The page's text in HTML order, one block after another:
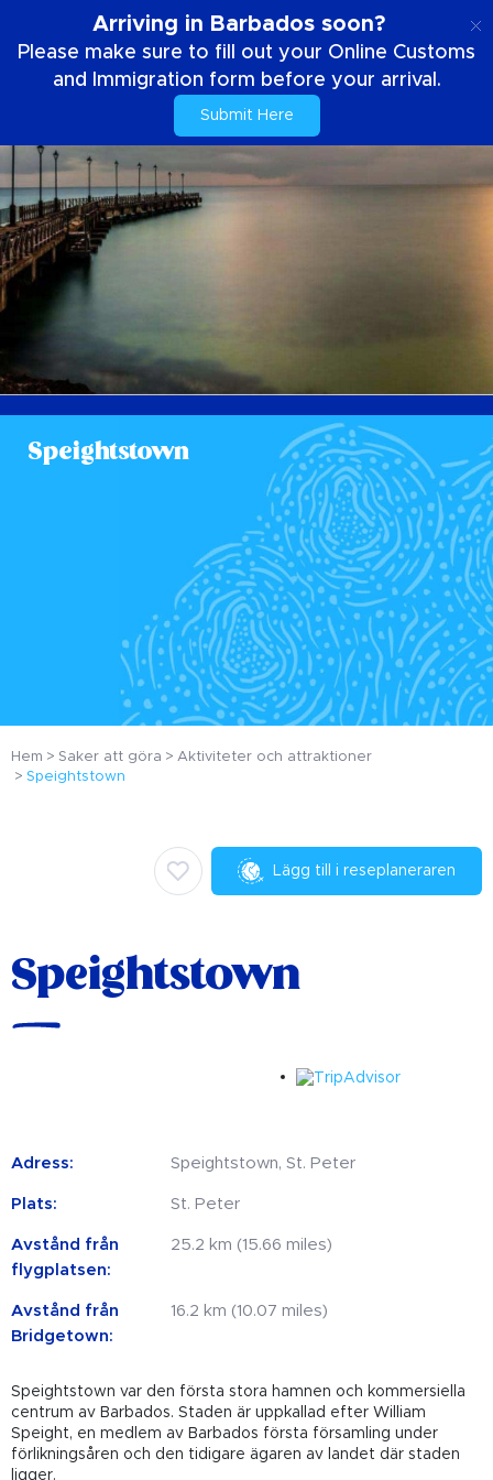
Arriving in Barbados soon?
Please make sure to fill out your Online Customs
and Immigration form before your arrival.
Submit Here
Speightstown
Hem Saker att göra
Aktiviteter och attraktioner
Speightstown
Lägg till i reseplaneraren
Speightstown
Adress: Speightstown, St. Peter
Plats: St. Peter
Avstånd från
flygplatsen:
25.2 km (15.66 miles)
Avstånd från
Bridgetown:
16.2 km (10.07 miles)
Speightstown var den första stora hamnen och kommersiella
centrum av Barbados. Staden är uppkallad efter William
Speight, en medlem av Barbados första församling under
förlikningsåren och den tidigare ägaren av landet där staden
ligger.